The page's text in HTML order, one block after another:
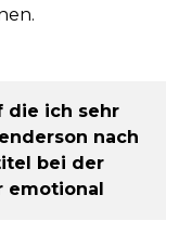
die ich sehr
nach
bei der
emotional